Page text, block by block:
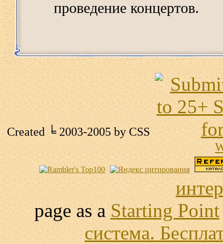
проведение концертов.
Created ╘ 2003-2005 byCSS
page as aStarting Point
система.